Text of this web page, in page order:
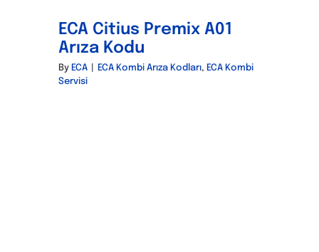
ECA Citius Premix A01
Arıza Kodu
By ECA ECA Kombi Arıza Kodları, ECA Kombi
Servisi